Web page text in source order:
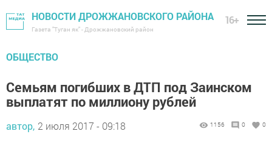
НОВОСТИ ДРОЖЖАНОВСКОГО РАЙОНА
Газета "Туган як" - Дрожжановский район
16+
ОБЩЕСТВО
Семьям погибших в ДТП под Заинском
выплатят по миллиону рублей
автор, 2 июля 2017 - 09:18 1156 0 0